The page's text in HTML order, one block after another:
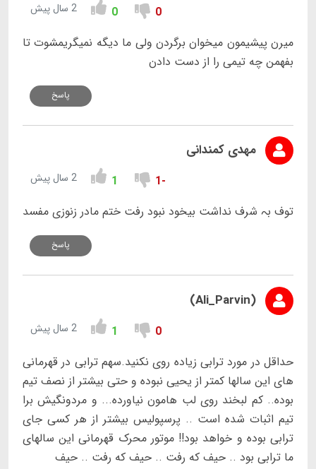
0
0 2 سال پیش
میرن پیشیمون میخوان برگردن ولی ما دیگه نمیگریمشوت تا
بفهمن چه تیمی را از دست دادن
پاسخ
مهدی کمندانی
-1
1 2 سال پیش
توف بہ شرف نداشت بیخود نبود رفت ختم مادر زنوزی مفسد
پاسخ
(Ali_Parvin)
0
1 2 سال پیش
حداقل در مورد ترابی زیاده روی نکنید.سهم ترابی در قهرمانی
های این سالها کمتر از یحیی نبوده و حتی بیشتر از نصف تیم
بوده.. کم لبخند روی لب هامون نیاورده... و مردونگیش برا
تیم اثبات شده است .. پرسپولیس بیشتر از هر کسی جای
ترابی بوده و خواهد بود!! موتور محرک قهرمانی این سالهای
ما ترابی بود .. حیف که رفت .. حیف که رفت .. حیف